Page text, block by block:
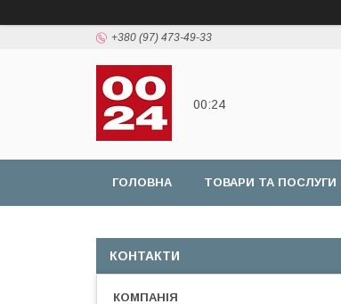
+380 (97) 473-49-33
00:24
ГОЛОВНА ТОВАРИ ТА ПОСЛУГИ
КОНТАКТИ